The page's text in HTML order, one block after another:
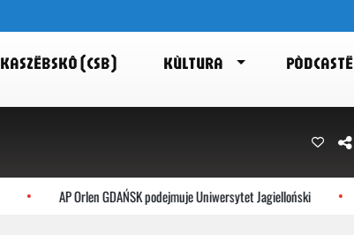
KASZËBSKÔ (CSB) KÙLTURA PÒDCASTË
AP Orlen GDAŃSK podejmuje Uniwersytet Jagielloński